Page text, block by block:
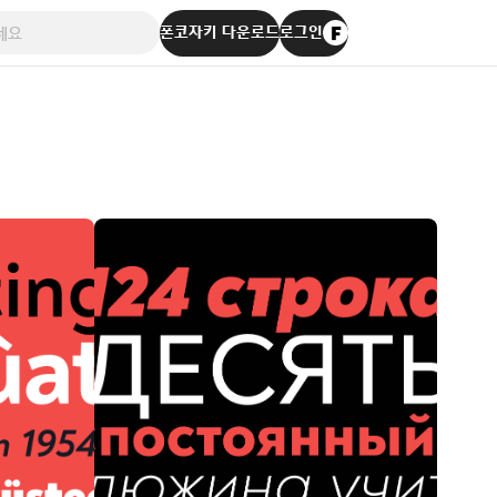
폰코자키 다운로드로그인